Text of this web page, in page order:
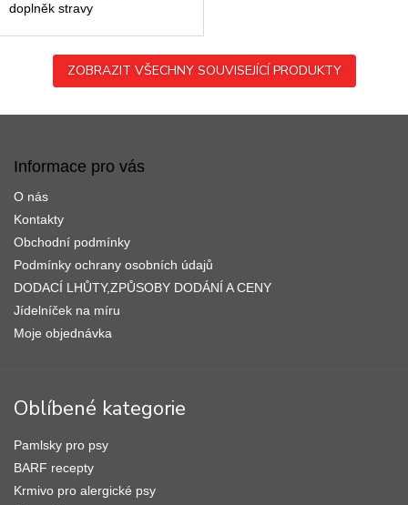
doplněk stravy
ZOBRAZIT VŠECHNY SOUVISEJÍCÍ PRODUKTY
Informace pro vás
O nás
Kontakty
Obchodní podmínky
Podmínky ochrany osobních údajů
DODACÍ LHŮTY,ZPŮSOBY DODÁNÍ A CENY
Jídelníček na míru
Moje objednávka
Oblíbené kategorie
Pamlsky pro psy
BARF recepty
Krmivo pro alergické psy